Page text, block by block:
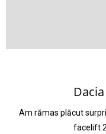
Am rămas plăcut
facelift